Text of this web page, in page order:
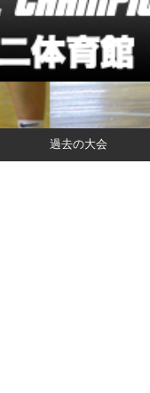
過去の大会